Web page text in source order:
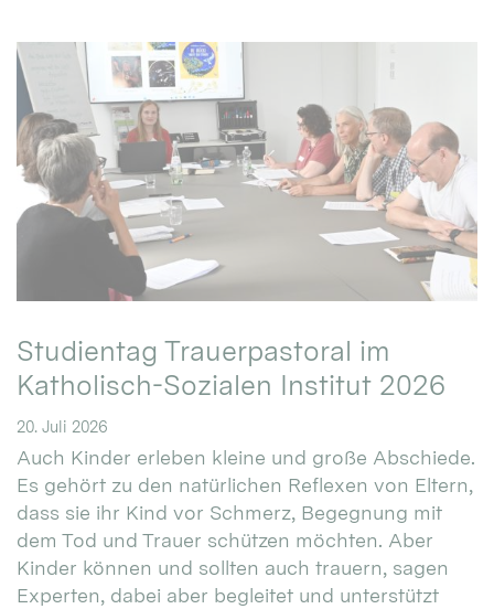
Studientag Trauerpastoral im
Katholisch-Sozialen Institut 2026
20. Juli 2026
Auch Kinder erleben kleine und große Abschiede.
Es gehört zu den natürlichen Reflexen von Eltern,
dass sie ihr Kind vor Schmerz, Begegnung mit
dem Tod und Trauer schützen möchten. Aber
Kinder können und sollten auch trauern, sagen
Experten, dabei aber begleitet und unterstützt